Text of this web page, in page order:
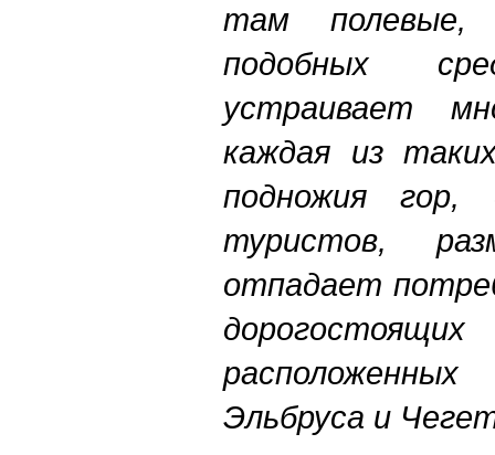
там полевые,
подобных
устраивает
каждая из
подножия гор,
туристов,
отпадает
Эльбруса и